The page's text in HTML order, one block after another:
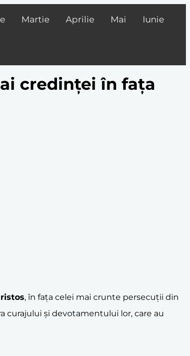
Martie Aprilie Mai Iunie
credinței în fața
, în fața celei mai crunte persecuții din
curajului și devotamentului lor, care au